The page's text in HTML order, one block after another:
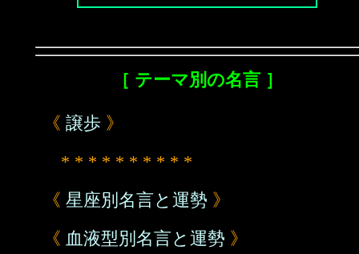
［ テーマ別の名言 ］
《 譲歩 》
* * * * * * * * * *
《 星座別名言と運勢 》
《 血液型別名言と運勢 》